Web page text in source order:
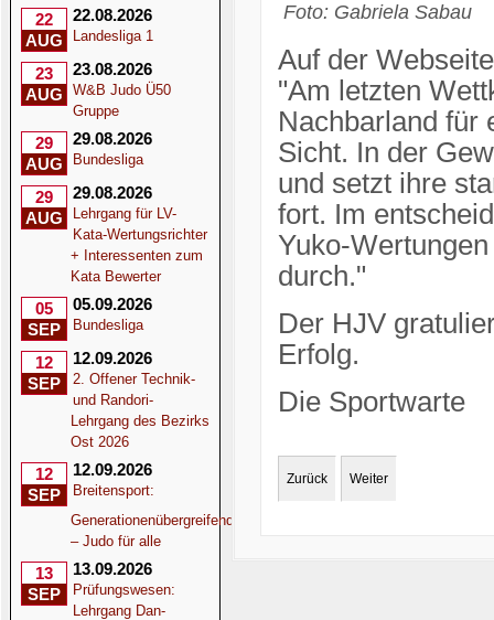
22
AUG
22.08.2026
Landesliga 1
23
AUG
23.08.2026
W&B Judo Ü50
Gruppe
29
AUG
29.08.2026
Bundesliga
29
AUG
29.08.2026
Lehrgang für LV-
Kata-Wertungsrichter
+ Interessenten zum
Kata Bewerter
05
SEP
05.09.2026
Bundesliga
12
SEP
12.09.2026
2. Offener Technik-
und Randori-
Lehrgang des Bezirks
Ost 2026
12
SEP
12.09.2026
Breitensport:
Generationenübergreifend
– Judo für alle
13
SEP
13.09.2026
Prüfungswesen:
Lehrgang Dan-
Foto: Gabriela Sabau
Auf der
"Am letzten
Nachbarland für
Sicht. In der
und setzt ihre
fort. Im
Yuko-
durch."
Der HJV
Erfolg.
Die Sportwarte
Zurück Weiter